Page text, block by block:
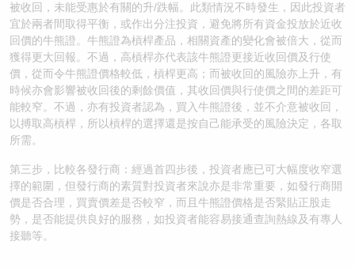
被收回，未能受惠於有關的升/跌幅。此類情況不時發生，因此投資者
宜於兩者間取得平衡，或作出分注投資，避免將所有資金投放於近收
回價的牛熊證。牛熊證為槓桿產品，相關資產的變化會被倍大，從而
獲得更大回報。不過，高槓桿亦代表該牛熊證更接近收回價及行使
價，從而令牛熊證價格較低，槓桿更高；而被收回的風險亦上升，有
時候亦會影響被收回後的剩餘價值，其收回價與行使價之間的差距可
能較窄。不過，亦有投資者認為，買入牛熊證後，並不介意被收回，
以搏取高槓桿，所以槓桿的選擇還是按自己能承受的風險決定，各取
所需。
第三步，比較各發行商：經過首四步後，投資者應已可大幅度收窄選
擇的範圍，但發行商的素質對投資者來說亦是非常重要，如發行商開
價是否合理，買賣價差是否較窄，而且牛熊證價格是否緊貼正股走
勢，是否能提供良好的服務，如投資者能容易接通查詢熱線及有專人
接聽等。
牛熊證文件及公告 (瑞信)
收市競價變化